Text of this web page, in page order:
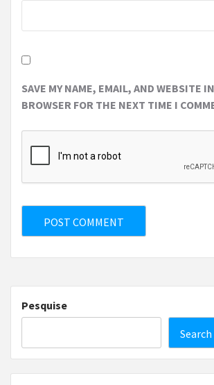
SAVE MY NAME, EMAIL, AND WEBSITE
BROWSER FOR THE NEXT TIME I
Pesquise
Search